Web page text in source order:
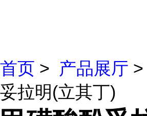
首页 > 产品展厅
妥拉明(立其丁)